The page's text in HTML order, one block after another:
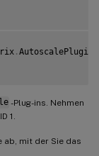
. AutoscalePlugin
-Plug-ins. Nehmen
1.
ab, mit der Sie das